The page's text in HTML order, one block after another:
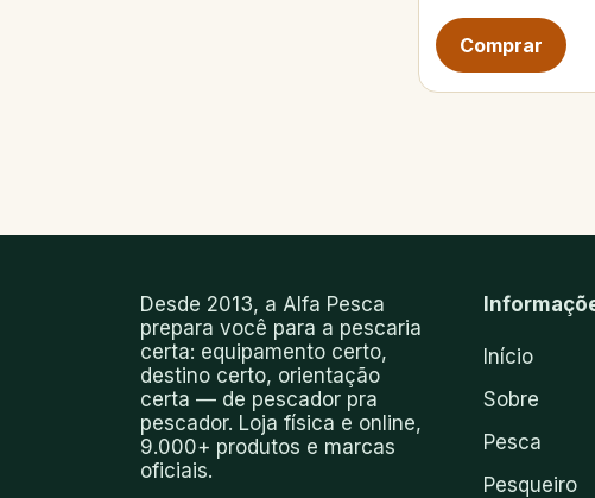
Desde 2013, a Alfa Pesca
prepara você para a pescaria
certa: equipamento certo,
destino certo, orientação
certa — de pescador pra
pescador. Loja física e online,
9.000+ produtos e marcas
oficiais.
Início
Sobre
Pesca
Pesqueiro